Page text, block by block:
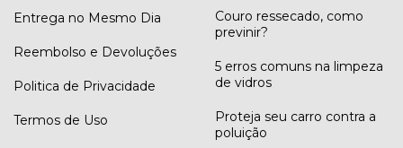
Entrega no Mesmo Dia
Reembolso e Devoluções
Politica de Privacidade
Termos de Uso
Couro ressecado, como
previnir?
5 erros comuns na limpeza
de vidros
Proteja seu carro contra a
poluição